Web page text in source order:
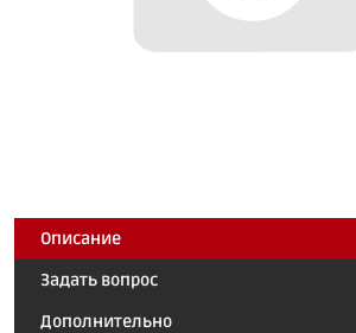
Описание
Задать вопрос
Дополнительно